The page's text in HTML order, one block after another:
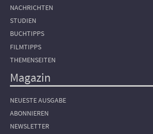
NACHRICHTEN
STUDIEN
BUCHTIPPS
FILMTIPPS
THEMENSEITEN
Magazin
NEUESTE AUSGABE
ABONNIEREN
NEWSLETTER